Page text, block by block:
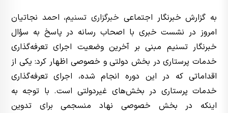
به گزارش خبرنگار اجتماعی خبرگزاری تسنیم، احمد نجاتیان
امروز در نشست خبری با اصحاب رسانه در پاسخ به سؤال
خبرنگار تسنیم مبنی بر آخرین وضعیت اجرای تعرفه‌گذاری
خدمات پرستاری در بخش دولتی و خصوصی اظهار کرد: یکی از
اقداماتی که در این دوره انجام شده، اجرای تعرفه‌گذاری
خدمات پرستاری در بخش‌های غیردولتی است. با توجه به
اینکه در بخش خصوصی نهاد منسجمی برای تدوین